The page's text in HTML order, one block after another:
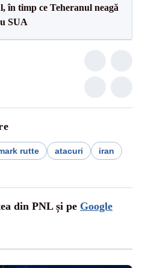
în timp ce Teheranul neagă
SUA
rutte atacuri
iran
din PNL și pe Google